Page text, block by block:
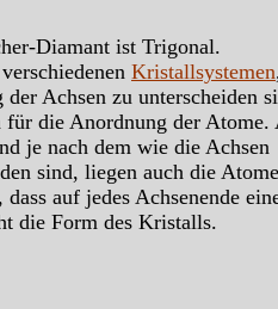
Diamant ist Trigonal.
Kristallsystemen
Achsen zu unterscheiden
für die Anordnung der Atome.
je nach dem wie die Achsen
sind, liegen auch die
auf jedes Achsenende
die Form des Kristalls.